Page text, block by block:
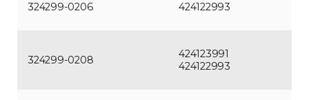
324299-0206 424122993
324299-0208
424123991
424122993